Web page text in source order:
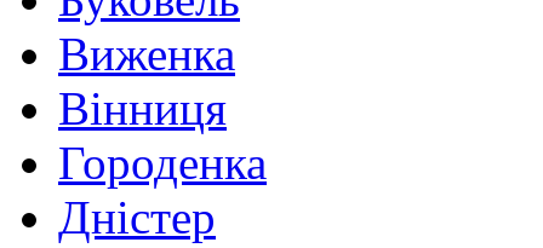
Виженка
Вінниця
Городенка
Дністер